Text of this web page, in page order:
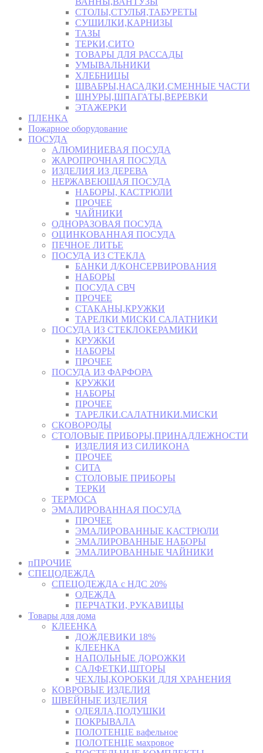
СТОЛЫ,СТУЛЬЯ,ТАБУРЕТЫ
СУШИЛКИ,КАРНИЗЫ
ТАЗЫ
ТЕРКИ,СИТО
ТОВАРЫ ДЛЯ РАССАДЫ
УМЫВАЛЬНИКИ
ХЛЕБНИЦЫ
ШВАБРЫ,НАСАДКИ,СМЕННЫЕ ЧАСТИ
ШНУРЫ,ШПАГАТЫ,ВЕРЕВКИ
ЭТАЖЕРКИ
ПЛЕНКА
Пожарное оборудование
ПОСУДА
АЛЮМИНИЕВАЯ ПОСУДА
ЖАРОПРОЧНАЯ ПОСУДА
ИЗДЕЛИЯ ИЗ ДЕРЕВА
НЕРЖАВЕЮЩАЯ ПОСУДА
НАБОРЫ, КАСТРЮЛИ
ПРОЧЕЕ
ЧАЙНИКИ
ОДНОРАЗОВАЯ ПОСУДА
ОЦИНКОВАННАЯ ПОСУДА
ПЕЧНОЕ ЛИТЬЕ
ПОСУДА ИЗ СТЕКЛА
БАНКИ Д/КОНСЕРВИРОВАНИЯ
НАБОРЫ
ПОСУДА СВЧ
ПРОЧЕЕ
СТАКАНЫ,КРУЖКИ
ТАРЕЛКИ МИСКИ САЛАТНИКИ
ПОСУДА ИЗ СТЕКЛОКЕРАМИКИ
КРУЖКИ
НАБОРЫ
ПРОЧЕЕ
ПОСУДА ИЗ ФАРФОРА
КРУЖКИ
НАБОРЫ
ПРОЧЕЕ
ТАРЕЛКИ.САЛАТНИКИ.МИСКИ
СКОВОРОДЫ
СТОЛОВЫЕ ПРИБОРЫ,ПРИНАДЛЕЖНОСТИ
ИЗДЕЛИЯ ИЗ СИЛИКОНА
ПРОЧЕЕ
СИТА
СТОЛОВЫЕ ПРИБОРЫ
ТЕРКИ
ТЕРМОСА
ЭМАЛИРОВАННАЯ ПОСУДА
ПРОЧЕЕ
ЭМАЛИРОВАННЫЕ КАСТРЮЛИ
ЭМАЛИРОВАННЫЕ НАБОРЫ
ЭМАЛИРОВАННЫЕ ЧАЙНИКИ
пПРОЧИЕ
СПЕЦОДЕЖДА
СПЕЦОДЕЖДА с НДС 20%
ОДЕЖДА
ПЕРЧАТКИ, РУКАВИЦЫ
Товары для дома
КЛЕЕНКА
ДОЖДЕВИКИ 18%
КЛЕЕНКА
НАПОЛЬНЫЕ ДОРОЖКИ
САЛФЕТКИ,ШТОРЫ
ЧЕХЛЫ,КОРОБКИ ДЛЯ ХРАНЕНИЯ
КОВРОВЫЕ ИЗДЕЛИЯ
ШВЕЙНЫЕ ИЗДЕЛИЯ
ОДЕЯЛА,ПОДУШКИ
ПОКРЫВАЛА
ПОЛОТЕНЦЕ вафельное
ПОЛОТЕНЦЕ махровое